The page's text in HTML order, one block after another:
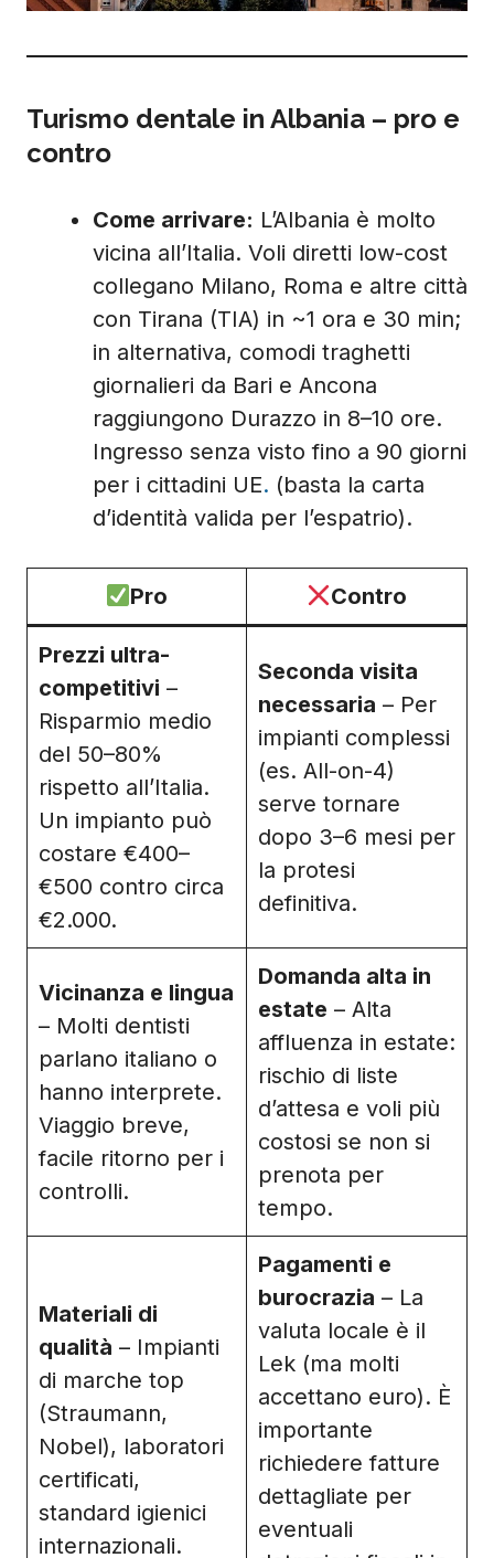
Turismo dentale in Albania – pro e
contro
Come arrivare: L’Albania è molto
vicina all’Italia. Voli diretti low-cost
collegano Milano, Roma e altre città
con Tirana (TIA) in ~1 ora e 30 min;
in alternativa, comodi traghetti
giornalieri da Bari e Ancona
raggiungono Durazzo in 8–10 ore.
Ingresso senza visto fino a 90 giorni
per i cittadini UE. (basta la carta
d’identità valida per l’espatrio).
Pro Contro
Prezzi ultra-
competitivi –
Risparmio medio
del 50–80%
rispetto all’Italia.
Un impianto può
costare €400–
€500 contro circa
€2.000.
Seconda visita
necessaria – Per
impianti complessi
(es. All-on-4)
serve tornare
dopo 3–6 mesi per
la protesi
definitiva.
Vicinanza e lingua
– Molti dentisti
parlano italiano o
hanno interprete.
Viaggio breve,
facile ritorno per i
controlli.
Domanda alta in
estate – Alta
affluenza in estate:
rischio di liste
d’attesa e voli più
costosi se non si
prenota per
tempo.
Materiali di
qualità – Impianti
di marche top
(Straumann,
Nobel), laboratori
certificati,
standard igienici
internazionali.
Pagamenti e
burocrazia – La
valuta locale è il
Lek (ma molti
accettano euro). È
importante
richiedere fatture
dettagliate per
eventuali